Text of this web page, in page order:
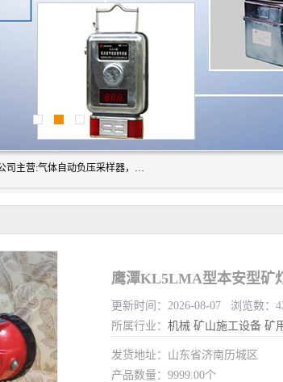
山东振达工矿设备有限公司是集科研开发、生产加工、电子商务为一体的技术型企业,公司主营:气体自动负压采样器，矿灯,光干涉甲烷测定器及其校验仪,甲烷报警仪及其校验装置,甲烷传感器校验装置,粉尘校验装置,煤尘爆炸校验装置,高压水表,三点测径规,圆型规,钢规磨耗仪,第四种检查器,内距尺,轮径尺,样板等铁路配件仪表,矿用设备等产品.
鹰潭KL5LMA型本安型矿
更新时间：2026-08-07 浏览数：
所属行业： 机械 矿山施工设备 矿
发货地址：山东省济南历城区
产品数量：9999.00个